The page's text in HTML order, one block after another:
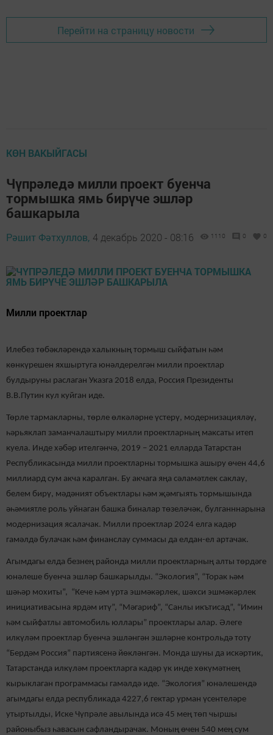
Перейти на страницу новости
КӨН ВАКЫЙГАСЫ
Чүпрәледә милли проект буенча
тормышка ямь бирүче эшләр
башкарыла
Рәшит Фәтхуллов, 4 декабрь 2020 - 08:16 1110 0 0
Милли проектлар
Илебез төбәкләрендә халыкның тормыш сыйфатын һәм
көнкүрешен яхшыртуга юнәлдерелгән милли проектлар
булдыруны раслаган Указга 2018 елда, Россия Президенты
В.В.Путин кул куйган иде.
Төрле тармакларны, төрле өлкәләрне үстерү, модернизацияләү,
һәрьяклап заманчалаштыру милли проектларның максаты итеп
куела. Инде хәбәр ителгәнчә, 2019 – 2021 елларда Татарстан
Республикасында милли проектларны тормышка ашыру өчен 44,6
миллиард сум акча каралган. Бу акчага яңа сәламәтлек саклау,
белем бирү, мәдәният объектлары һәм җәмгыять тормышында
әһәмиятле роль уйнаган башка биналар төзеләчәк, булганннарына
модернизация ясалачак. Милли проектлар 2024 елга кадәр
гамәлдә булачак һәм финанслау суммасы да елдан-ел артачак.
Агымдагы елда безнең районда милли проектларның алты төрдәге
юнәлеше буенча эшләр башкарылды. “Экология”, “Торак һәм
шәһәр мохиты”, “Кече һәм урта эшмәкәрлек, шәхси эшмәкәрлек
инициативасына ярдәм итү”, “Мәгариф”, “Санлы икътисад”, “Имин
һәм сыйфатлы автомобиль юллары” проектлары алар. Әлеге
илкүләм проектлар буенча эшләнгән эшләрне контрольдә тоту
“Бердәм Россия” партиясенә йөкләнгән. Монда шуны да искәртик,
Татарстанда илкүләм проектларга кадәр үк инде хөкүмәтнең
кырыклаган программасы гамәлдә иде. “Экология” юнәлешендә
агымдагы елда республикада 4227,6 гектар урман үсентеләре
утыртылды, Иске Чүпрәле авылында исә 45 мең төп чыршы
районыбыз һавасын сафландырачак. Моның өчен 540 мең сум